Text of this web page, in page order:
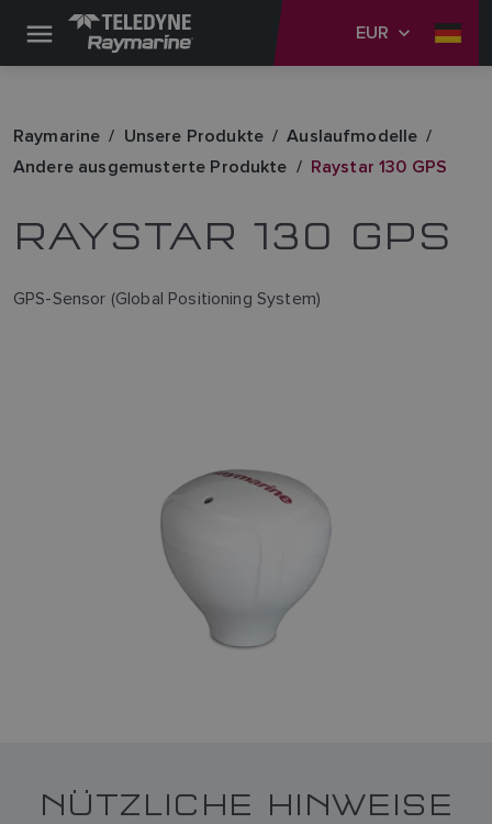
EUR
Raymarine Unsere Produkte
Auslaufmodelle
Andere ausgemusterte Produkte
Raystar 130 GPS
RAYSTAR 130 GPS
GPS-Sensor (Global Positioning System)
NÜTZLICHE HINWEISE